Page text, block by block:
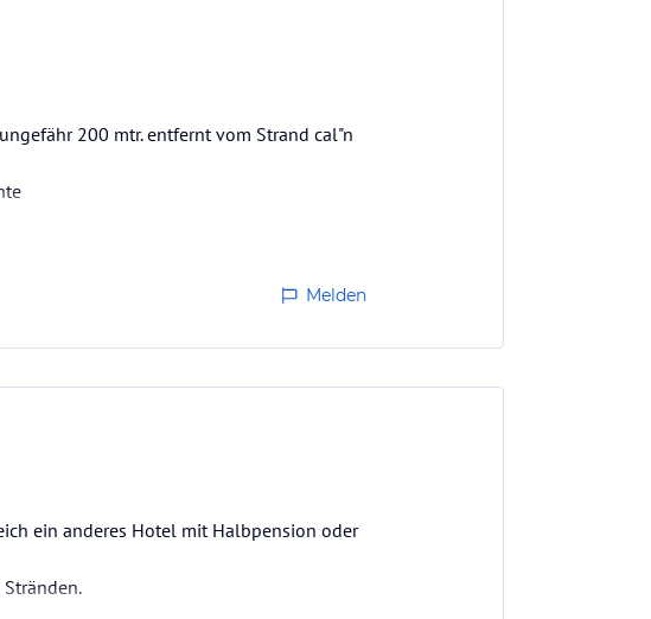
200 mtr. entfernt vom Strand cal"n
Melden
ein anderes Hotel mit Halbpension oder